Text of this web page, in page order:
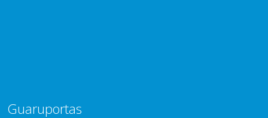
Guaruportas